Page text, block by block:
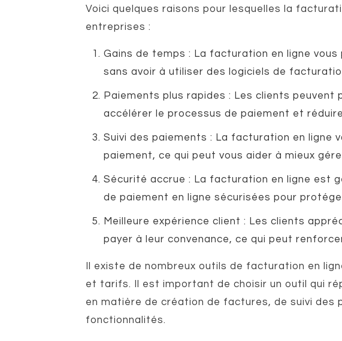
Voici quelques raisons pour lesquelles la
entreprises :
Gains de temps : La facturation en ligne
sans avoir à utiliser des logiciels de
Paiements plus rapides : Les clients
accélérer le processus de paiement et
Suivi des paiements : La facturation en
paiement, ce qui peut vous aider à mieux
Sécurité accrue : La facturation en ligne est
de paiement en ligne sécurisées pour
Meilleure expérience client : Les clients
payer à leur convenance, ce qui peut
Il existe de nombreux outils de facturation en
et tarifs. Il est important de choisir un outil qui
en matière de création de factures, de suivi
fonctionnalités.